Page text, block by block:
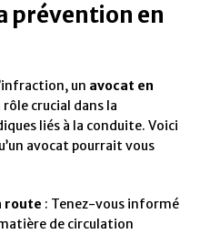
prévention en
un avocat en
crucial dans la
liés à la conduite. Voici
avocat pourrait vous
route : Tenez-vous informé
de circulation